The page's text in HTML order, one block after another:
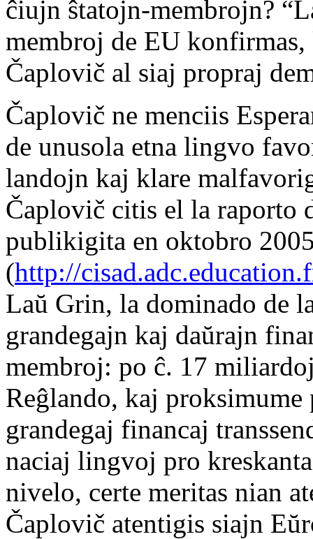
ĉiujn ŝtatojn-membrojn?
membroj de EU
Čaplovič al siaj propraj
Čaplovič ne menciis
de unusola etna lingvo
landojn kaj klare
Čaplovič citis el la raporto
publikigita en oktobro
(http://
Laŭ Grin, la dominado de
grandegajn kaj daŭrajn
membroj: po ĉ. 17
Reĝlando, kaj
grandegaj financaj
naciaj lingvoj pro
nivelo, certe meritas nian
Čaplovič atentigis siajn